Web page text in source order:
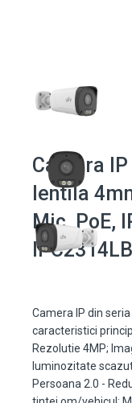
Camera
lentila
Mic, PoE,
Camera IP din
caracteristici
Rezolutie 4MP;
luminozitate
Persoana 2.0 -